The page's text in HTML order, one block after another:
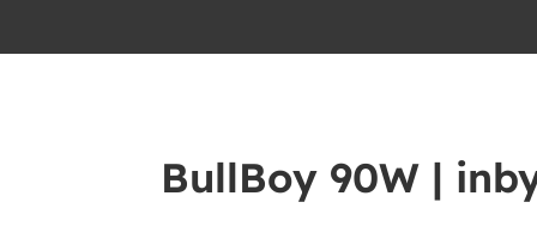
BullBoy 90W |